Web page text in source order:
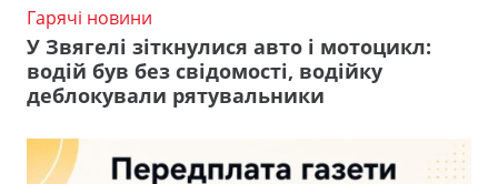
Гарячі новини
У Звягелі зіткнулися авто і мотоцикл:
водій був без свідомості, водійку
деблокували рятувальники